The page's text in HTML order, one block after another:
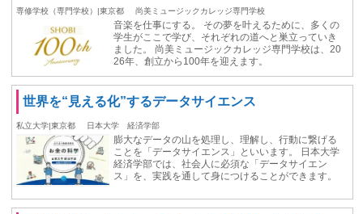
専修学校（専門学校）|東京都 尚美ミュージックカレッジ専門学校
音楽を仕事にする。 その夢を叶えるために、多くの
学生がここで学び、それぞれの道へと巣立っていき
ました。 尚美ミュージックカレッジ専門学校は、20
26年、創立から100年を迎えます。
世界を“見える化”するデータサイエンス
私立大学|東京都 日本大学 経済学部
膨大なデータの山を処理し、理解し、行動に繋げる
ことを「データサイエンス」といいます。 日本大学
経済学部では、社会人に必須な「データサイエン
ス」を、実践を通して身につけることができます。